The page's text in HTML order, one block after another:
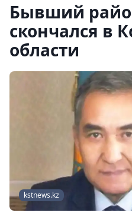
Бывший
скончался в
области
kstnews.kz